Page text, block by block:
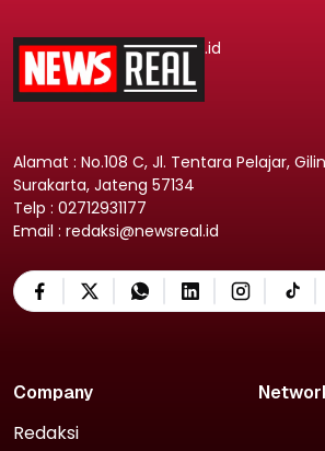
.id
Alamat : No.108 C, Jl. Tentara Pelajar,
Surakarta, Jateng 57134
Telp : 02712931177
Email : redaksi@newsreal.id
Company
Redaksi